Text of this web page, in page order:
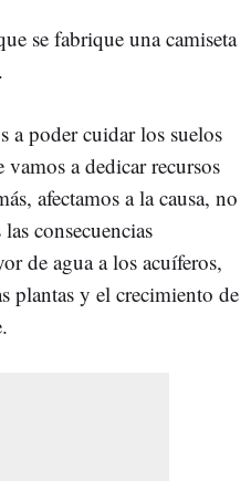
se fabrique una camiseta
a poder cuidar los suelos
a dedicar recursos
afectamos a la causa, no
consecuencias
de agua a los acuíferos,
plantas y el crecimiento de